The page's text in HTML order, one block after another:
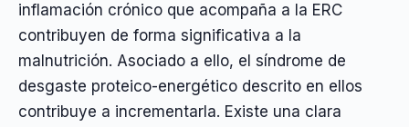
inflamación crónico que acompaña a la ERC
contribuyen de forma significativa a la
malnutrición. Asociado a ello, el síndrome de
desgaste proteico-energético descrito en ellos
contribuye a incrementarla. Existe una clara